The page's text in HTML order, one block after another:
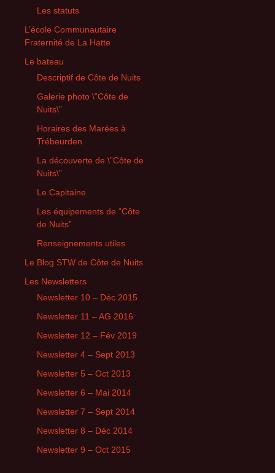
Les statuts
L’école Communautaire
Fraternité de La Hatte
Le bateau
Descriptif de Côte de Nuits
Galerie photo \”Côte de
Nuits\”
Horaires des Marées à
Trébeurden
La découverte de \”Côte de
Nuits\”
Le Capitaine
Les équipements de “Côte
de Nuits”
Renseignements utiles
Le Blog STW de Côte de Nuits
Les Newsletters
Newsletter 10 – Déc 2015
Newsletter 11 – AG 2016
Newsletter 12 – Fév 2019
Newsletter 4 – Sept 2013
Newsletter 5 – Oct 2013
Newsletter 6 – Mai 2014
Newsletter 7 – Sept 2014
Newsletter 8 – Déc 2014
Newsletter 9 – Oct 2015